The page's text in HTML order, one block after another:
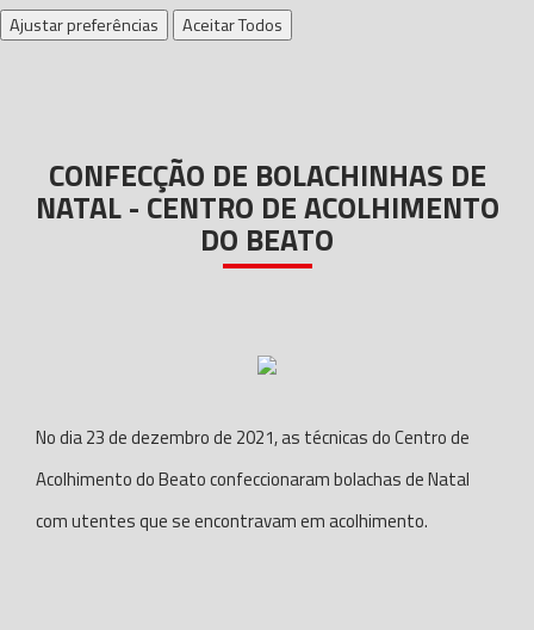
Ajustar preferências Aceitar Todos
CONFECÇÃO DE BOLACHINHAS DE
NATAL - CENTRO DE ACOLHIMENTO
DO BEATO
No dia 23 de dezembro de 2021, as técnicas do Centro de
Acolhimento do Beato confeccionaram bolachas de Natal
com utentes que se encontravam em acolhimento.